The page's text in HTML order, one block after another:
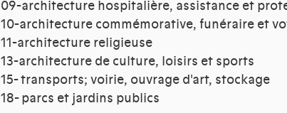
09-architecture hospitalière, assistance et
10-architecture commémorative, funéraire et
11-architecture religieuse
13-architecture de culture, loisirs et sports
15- transports; voirie, ouvrage d'art, stockage
18- parcs et jardins publics